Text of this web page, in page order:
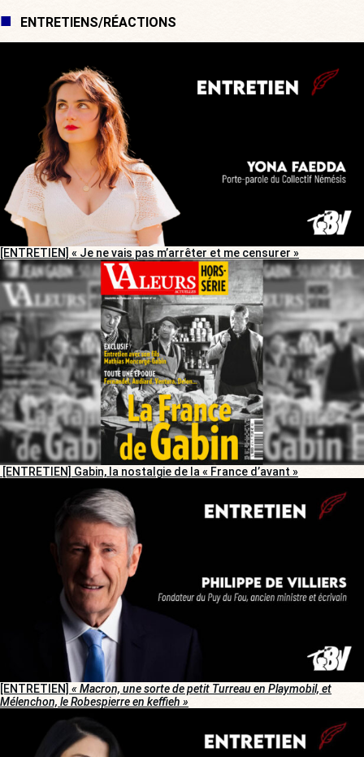
ENTRETIENS/RÉACTIONS
[ENTRETIEN] « Je ne vais pas m’arrêter et me censurer »
[ENTRETIEN] Gabin, la nostalgie de la « France d’avant »
[ENTRETIEN] « Macron, une sorte de petit Turreau en Playmobil, et
Mélenchon, le Robespierre en keffieh »